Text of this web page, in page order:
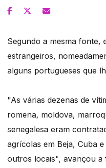
Segundo a mesma fonte,
estrangeiros,
alguns portugueses que
"As várias dezenas de
romena, moldova,
senegalesa eram
agrícolas em Beja, Cuba
outros locais", avançou a